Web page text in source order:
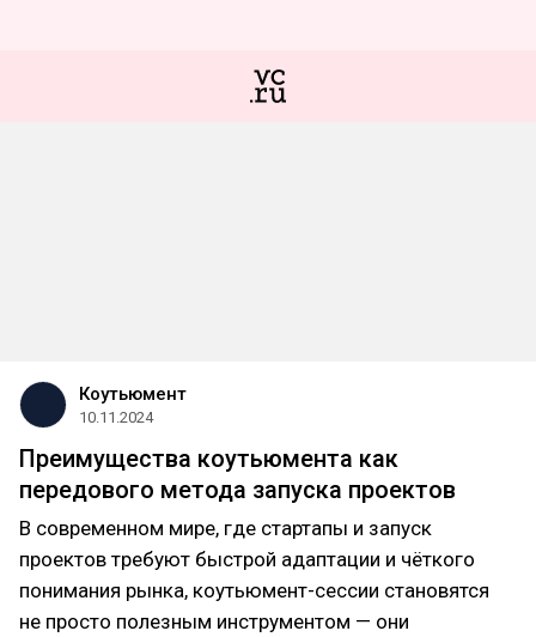
Коутьюмент
10.11.2024
Преимущества коутьюмента как
передового метода запуска проектов
В современном мире, где стартапы и запуск
проектов требуют быстрой адаптации и чёткого
понимания рынка, коутьюмент-сессии становятся
не просто полезным инструментом — они